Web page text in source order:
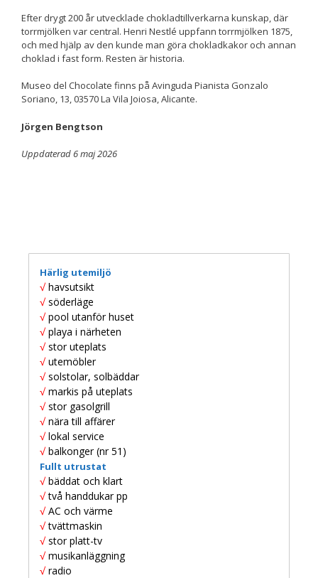
Efter drygt 200 år utvecklade chokladtillverkarna kunskap, där
torrmjölken var central. Henri Nestlé uppfann torrmjölken 1875,
och med hjälp av den kunde man göra chokladkakor och annan
choklad i fast form. Resten är historia.
Museo del Chocolate finns på Avinguda Pianista Gonzalo
Soriano, 13, 03570 La Vila Joiosa, Alicante.
Jörgen Bengtson
Uppdaterad 6 maj 2026
Härlig utemiljö
√ havsutsikt
√ söderläge
√ pool utanför huset
√ playa i närheten
√ stor uteplats
√ utemöbler
√ solstolar, solbäddar
√ markis på uteplats
√ stor gasolgrill
√ nära till affärer
√ lokal service
√ balkonger (nr 51)
Fullt utrustat
√ bäddat och klart
√två handdukar pp
√ AC och värme
√tvättmaskin
√ stor platt-tv
√ musikanläggning
√ radio
med dig av dina
intressen och ditt
beteende när du